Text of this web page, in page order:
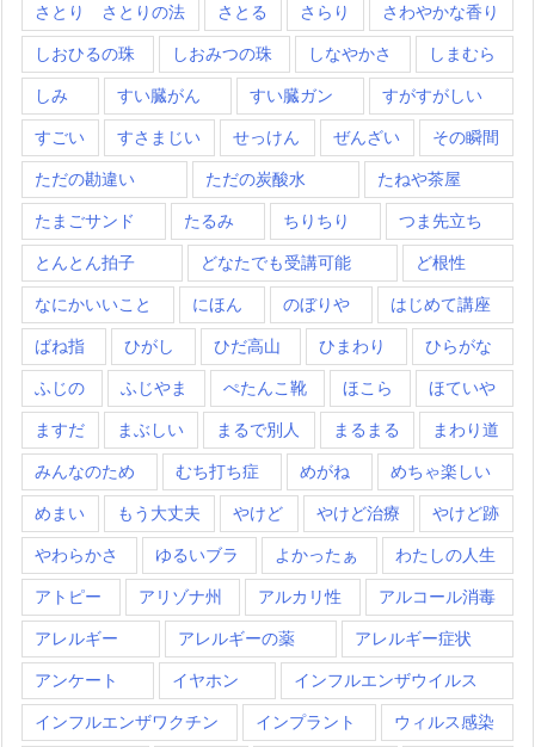
さとり さとりの法 さとる さらり さわやかな香り
しおひるの珠 しおみつの珠 しなやかさ しまむら
しみ すい臓がん すい臓ガン すがすがしい
すごい すさまじい せっけん ぜんざい その瞬間
ただの勘違い ただの炭酸水 たねや茶屋
たまごサンド たるみ ちりちり つま先立ち
とんとん拍子 どなたでも受講可能 ど根性
なにかいいこと にほん のぼりや はじめて講座
ばね指 ひがし ひだ高山 ひまわり ひらがな
ふじの ふじやま ぺたんこ靴 ほこら ほていや
ますだ まぶしい まるで別人 まるまる まわり道
みんなのため むち打ち症 めがね めちゃ楽しい
めまい もう大丈夫 やけど やけど治療 やけど跡
やわらかさ ゆるいブラ よかったぁ わたしの人生
アトピー アリゾナ州 アルカリ性 アルコール消毒
アレルギー アレルギーの薬 アレルギー症状
アンケート イヤホン インフルエンザウイルス
インフルエンザワクチン インプラント ウィルス感染